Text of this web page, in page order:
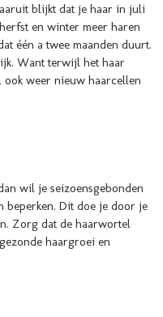
blijkt dat je haar in juli
en winter meer haren
één a twee maanden duurt.
Want terwijl het haar
weer nieuw haarcellen
wil je seizoensgebonden
beperken. Dit doe je door je
Zorg dat de haarwortel
haargroei en